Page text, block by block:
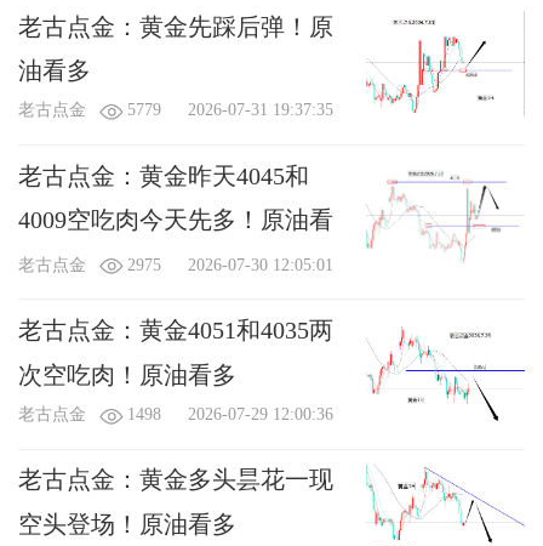
老古点金：黄金先踩后弹！原
油看多
老古点金 5779 2026-07-31 19:37:35
老古点金：黄金昨天4045和
4009空吃肉今天先多！原油看
多
老古点金 2975 2026-07-30 12:05:01
老古点金：黄金4051和4035两
次空吃肉！原油看多
老古点金 1498 2026-07-29 12:00:36
老古点金：黄金多头昙花一现
空头登场！原油看多